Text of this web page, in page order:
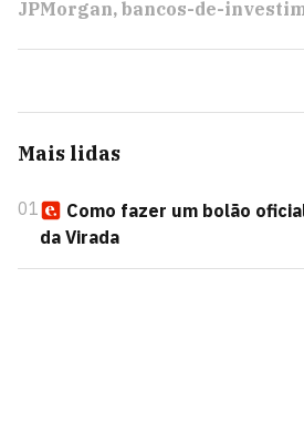
JPMorgan bancos-de-
Mais lidas
01
Como fazer um bolão
da Virada